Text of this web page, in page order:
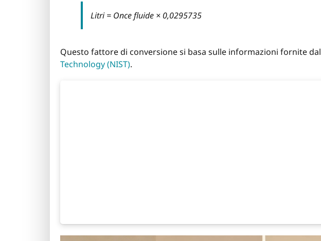
Litri = Once fluide × 0,0295735
Questo fattore di conversione si basa sulle informazioni fornite dal
Technology (NIST).